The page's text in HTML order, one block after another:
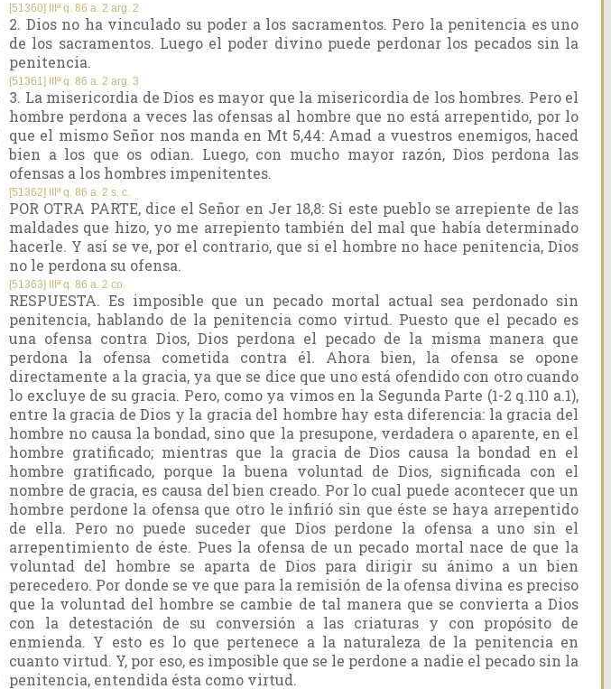
[51360] IIIª q. 86 a. 2 arg. 2
2. Dios no ha vinculado su poder a los sacramentos. Pero la penitencia es uno
de los sacramentos. Luego el poder divino puede perdonar los pecados sin la
penitencia.
[51361] IIIª q. 86 a. 2 arg. 3
3. La misericordia de Dios es mayor que la misericordia de los hombres. Pero el
hombre perdona a veces las ofensas al hombre que no está arrepentido, por lo
que el mismo Señor nos manda en Mt 5,44: Amad a vuestros enemigos, haced
bien a los que os odian. Luego, con mucho mayor razón, Dios perdona las
ofensas a los hombres impenitentes.
[51362] IIIª q. 86 a. 2 s. c.
POR OTRA PARTE, dice el Señor en Jer 18,8: Si este pueblo se arrepiente de las
maldades que hizo, yo me arrepiento también del mal que había determinado
hacerle. Y así se ve, por el contrario, que si el hombre no hace penitencia, Dios
no le perdona su ofensa.
[51363] IIIª q. 86 a. 2 co.
RESPUESTA. Es imposible que un pecado mortal actual sea perdonado sin
penitencia, hablando de la penitencia como virtud. Puesto que el pecado es
una ofensa contra Dios, Dios perdona el pecado de la misma manera que
perdona la ofensa cometida contra él. Ahora bien, la ofensa se opone
directamente a la gracia, ya que se dice que uno está ofendido con otro cuando
lo excluye de su gracia. Pero, como ya vimos en la Segunda Parte (1-2 q.110 a.1),
entre la gracia de Dios y la gracia del hombre hay esta diferencia: la gracia del
hombre no causa la bondad, sino que la presupone, verdadera o aparente, en el
hombre gratificado; mientras que la gracia de Dios causa la bondad en el
hombre gratificado, porque la buena voluntad de Dios, significada con el
nombre de gracia, es causa del bien creado. Por lo cual puede acontecer que un
hombre perdone la ofensa que otro le infirió sin que éste se haya arrepentido
de ella. Pero no puede suceder que Dios perdone la ofensa a uno sin el
arrepentimiento de éste. Pues la ofensa de un pecado mortal nace de que la
voluntad del hombre se aparta de Dios para dirigir su ánimo a un bien
perecedero. Por donde se ve que para la remisión de la ofensa divina es preciso
que la voluntad del hombre se cambie de tal manera que se convierta a Dios
con la detestación de su conversión a las criaturas y con propósito de
enmienda. Y esto es lo que pertenece a la naturaleza de la penitencia en
cuanto virtud. Y, por eso, es imposible que se le perdone a nadie el pecado sin la
penitencia, entendida ésta como virtud.